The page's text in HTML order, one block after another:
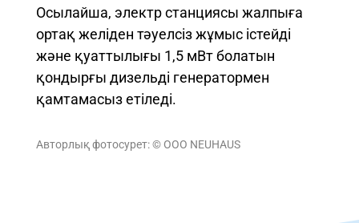
Осылайша, электр станциясы жалпыға
ортақ желіден тәуелсіз жұмыс істейді
және қуаттылығы 1,5 мВт болатын
қондырғы дизельді генератормен
қамтамасыз етіледі.
Авторлық фотосурет: © ООО NEUHAUS